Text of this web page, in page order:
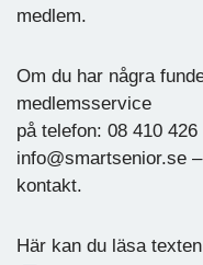
medlem.
Om du har några
medlemsservice
på telefon: 08 410
info@smartsenior.se
kontakt.
Här kan du läsa